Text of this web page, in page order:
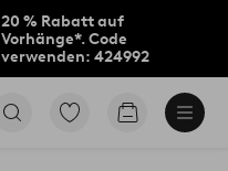
20 % Rabatt auf
Vorhänge*. Code
verwenden: 424992
Zu
Zum